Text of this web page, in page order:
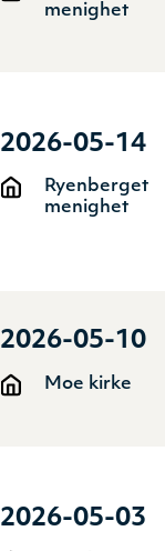
menighet
2026-05-14
Ryenberget
menighet
2026-05-10
Moe kirke
2026-05-03